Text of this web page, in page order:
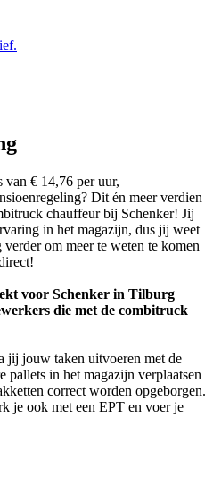
van € 14,76 per uur,
Dit én meer verdien
chauffeur bij Schenker! Jij
in het magazijn, dus jij weet
om meer te weten te komen
voor Schenker in Tilburg
die met de combitruck
jij jouw taken uitvoeren met de
pallets in het magazijn verplaatsen
correct worden opgeborgen.
je ook met een EPT en voer je